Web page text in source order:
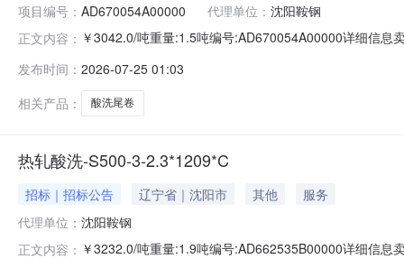
项目编号： AD670054A00000 代理单位： 沈阳鞍钢
正文内容： ￥3042.0/吨重量:1.5吨编号:AD670054A00000详细信息
求产线名称:冷轧1#线锌层重量代码描述:上表面锌层重量
发布时间： 2026-07-25 01:03
相关产品：
酸洗尾卷
热轧酸洗-S500-3-2.3*1209*C
招标｜招标公告 辽宁省｜沈阳市 其他
服务
代理单位： 沈阳鞍钢
正文内容： ￥3232.0/吨重量:1.9吨编号:AD662535B00000详细信息